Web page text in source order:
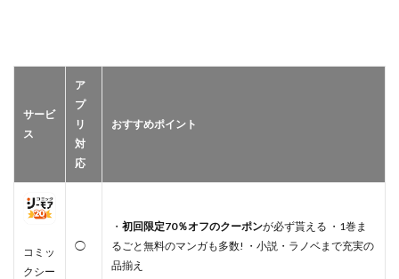
サービ
ス
ア
プ
リ
対
応
おすすめポイント
コミッ
クシー
◯
・ 初回限定70％オフのクーポンが必ず貰える ・1巻ま
るごと無料のマンガも多数! ・小説・ラノベまで充実の
品揃え